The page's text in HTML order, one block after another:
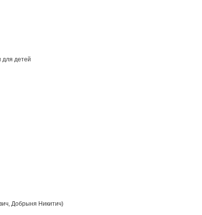
для детей
Добрыня Никитич)